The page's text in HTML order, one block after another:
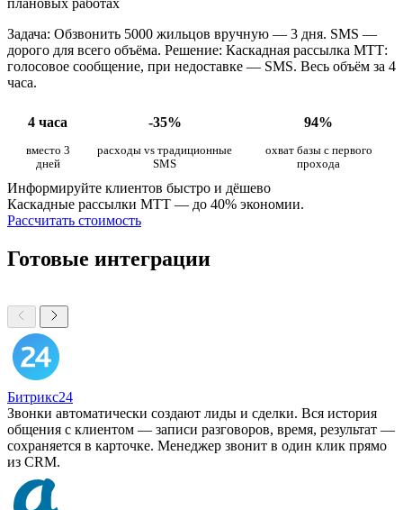
Задача: Обзвонить 5000 жильцов вручную — 3 дня. SMS —
дорого для всего объёма. Решение: Каскадная рассылка МТТ:
голосовое сообщение, при недоставке — SMS. Весь объём за 4
часа.
4 часа -35% 94%
вместо 3
дней
расходы vs традиционные
SMS
охват базы с первого
прохода
Информируйте клиентов быстро и дёшево
Каскадные рассылки МТТ — до 40% экономии.
Рассчитать стоимость
Готовые интеграции
Битрикс24
Звонки автоматически создают лиды и сделки. Вся история
общения с клиентом — записи разговоров, время, результат —
сохраняется в карточке. Менеджер звонит в один клик прямо
из CRM.